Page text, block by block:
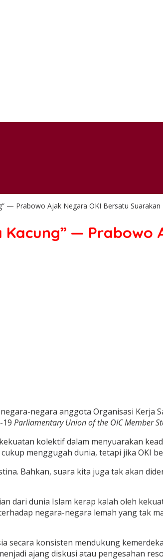
— Prabowo Ajak Negara OKI Bersatu
Kacung” —
negara anggota Organisasi Kerja
19 Parliamentary Union of the OIC Member
kolektif dalam menyuarakan
menggugah dunia, tetapi jika OKI
Bahkan, suara kita juga tak akan
dari dunia Islam kerap kalah oleh
negara-negara lemah yang tak
secara konsisten mendukung
ajang diskusi atau pengesahan